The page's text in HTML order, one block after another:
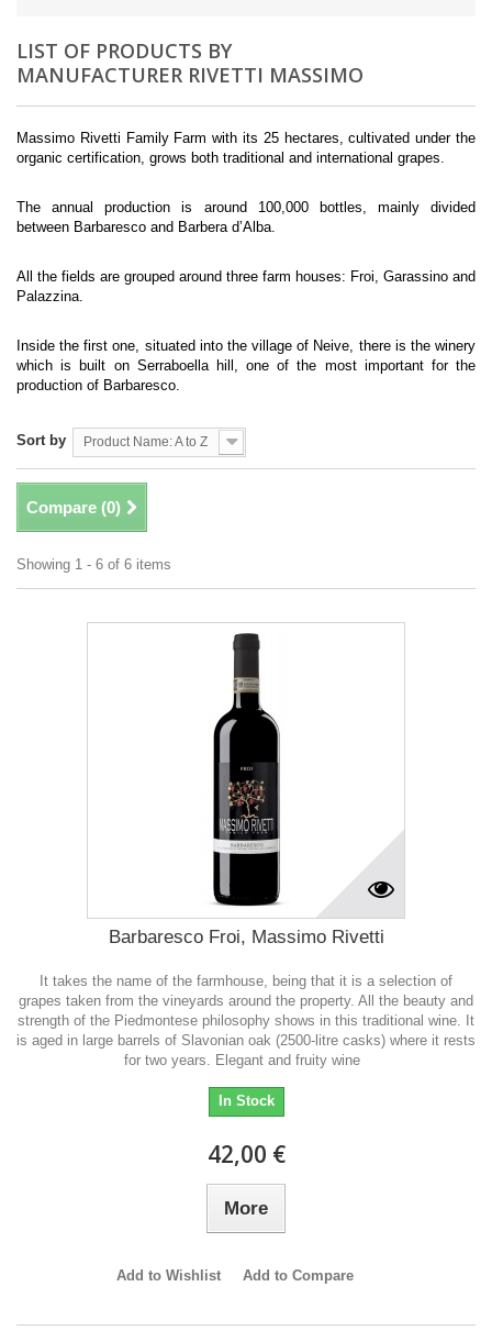
LIST OF PRODUCTS BY
MANUFACTURER RIVETTI MASSIMO
Massimo Rivetti Family Farm with its 25 hectares, cultivated under the
organic certification, grows both traditional and international grapes.
The annual production is around 100,000 bottles, mainly divided
between Barbaresco and Barbera d’Alba.
All the fields are grouped around three farm houses: Froi, Garassino and
Palazzina.
Inside the first one, situated into the village of Neive, there is the winery
which is built on Serraboella hill, one of the most important for the
production of Barbaresco.
Sort by Product Name: A to Z
Compare (0)
Showing 1 - 6 of 6 items
Barbaresco Froi, Massimo Rivetti
It takes the name of the farmhouse, being that it is a selection of
grapes taken from the vineyards around the property. All the beauty and
strength of the Piedmontese philosophy shows in this traditional wine. It
is aged in large barrels of Slavonian oak (2500-litre casks) where it rests
for two years. Elegant and fruity wine
In Stock
42,00 €
More
Add to Wishlist Add to Compare